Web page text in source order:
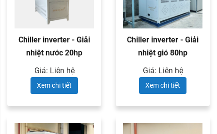
Chiller inverter - Giải
nhiệt nước 20hp
Giá: Liên hệ
Xem chi tiết
Chiller inverter - Giải
nhiệt gió 80hp
Giá: Liên hệ
Xem chi tiết